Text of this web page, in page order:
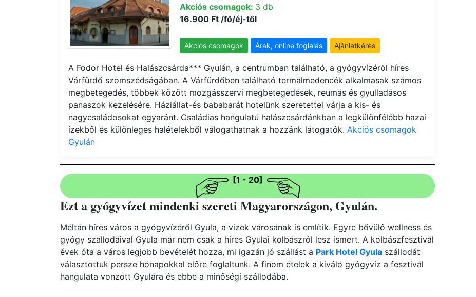
Akciós csomagok: 3 db
16.900 Ft /fő/éj-től
Akciós csomagok Árak, online foglalás Ajánlatkérés
A Fodor Hotel és Halászcsárda*** Gyulán, a centrumban található, a gyógyvízéről híres
Várfürdő szomszédságában. A Várfürdőben található termálmedencék alkalmasak számos
megbetegedés, többek között mozgásszervi megbetegedések, reumás és gyulladásos
panaszok kezelésére. Háziállat-és bababarát hotelünk szeretettel várja a kis- és
nagycsaládosokat egyaránt. Családias hangulatú halászcsárdánkban a legkülönfélébb hazai
ízekből és különleges halételekből válogathatnak a hozzánk látogatók. Akciós csomagok
Gyulán
[1 - 20]
Ezt a gyógyvízet mindenki szereti Magyarországon, Gyulán.
Méltán híres város a gyógyvízéről Gyula, a vizek városának is említik. Egyre bővülő wellness és
gyógy szállodáival Gyula már nem csak a híres Gyulai kolbászról lesz ismert. A kolbászfesztivál
évek óta a város legjobb bevételét hozza, mi igazán jó szállást a Park Hotel Gyula szállodát
választottuk persze hónapokkal előre foglaltunk. A finom ételek a kiváló gyógyvíz a fesztivál
hangulata vonzott Gyulára és ebbe a minőségi szállodába.